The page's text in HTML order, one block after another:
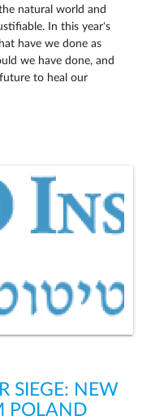
natural world and
In this year‘s
have we done as
we have done, and
to heal our
SIEGE: NEW
POLAND